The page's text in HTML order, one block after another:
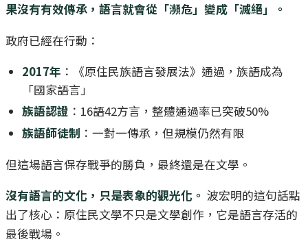
果沒有有效傳承，語言就會從「瀕危」變成「滅絕」。
政府已經在行動：
2017年 ：《原住民族語言發展法》通過，族語成為
「國家語言」
族語認證 ：16語42方言，整體通過率已突破50%
族語師徒制 ：一對一傳承，但規模仍然有限
但這場語言保存戰爭的勝負，最終還是在文學。
沒有語言的文化，只是表象的觀光化。 波宏明的這句話點
出了核心：原住民文學不只是文學創作，它是語言存活的
最後戰場。